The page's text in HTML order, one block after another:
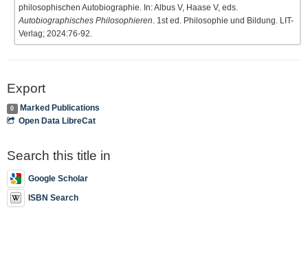
philosophischen Autobiographie. In: Albus V, Haase V, eds.
Autobiographisches Philosophieren . 1st ed. Philosophie und Bildung. LIT-
Verlag; 2024:76-92.
Export
0
Marked Publications
Open Data LibreCat
Search this title in
Google Scholar
ISBN Search